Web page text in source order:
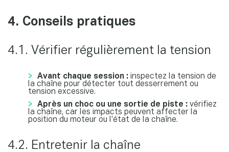
4. Conseils pratiques
4.1. Vérifier régulièrement la tension
Avant chaque session : inspectez la tension de
la chaîne pour détecter tout desserrement ou
tension excessive.
Après un choc ou une sortie de piste : vérifiez
la chaîne, car les impacts peuvent affecter la
position du moteur ou l’état de la chaîne.
4.2. Entretenir la chaîne